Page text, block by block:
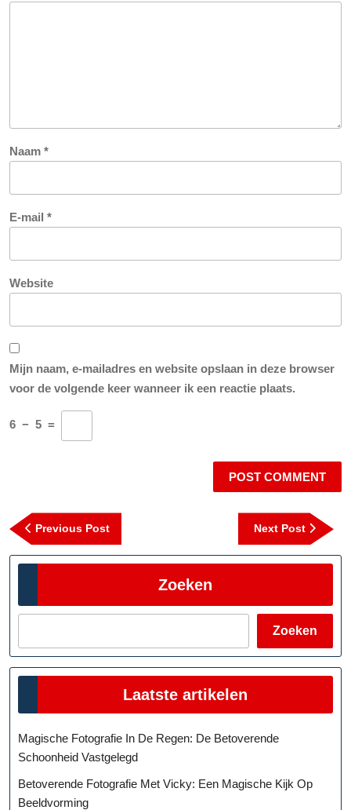
Naam *
E-mail *
Website
Mijn naam, e-mailadres en website opslaan in deze browser
voor de volgende keer wanneer ik een reactie plaats.
6 − 5 =
Berichtnavigatie
Previous PostPrevious
Post
Next Post
Next
Post
Zoeken
Zoeken
Laatste artikelen
Magische Fotografie In De Regen: De Betoverende
Schoonheid Vastgelegd
Betoverende Fotografie Met Vicky: Een Magische Kijk Op
Beeldvorming